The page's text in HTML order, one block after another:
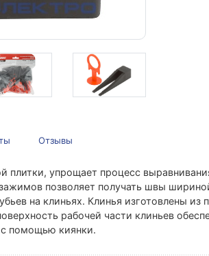
Отзывы
плитки, упрощает процесс
позволяет получать швы
на клиньях. Клинья изготовлены из
рабочей части клиньев
помощью киянки.